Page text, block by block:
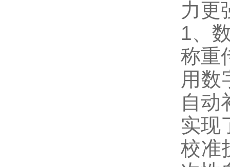
力更
1、
称重
用数
自动
实现
校准